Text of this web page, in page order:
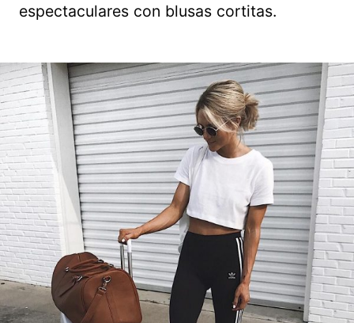
espectaculares con blusas cortitas.